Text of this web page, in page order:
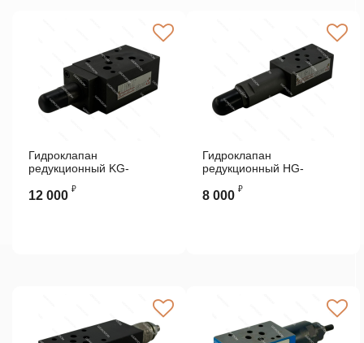
Гидроклапан
редукционный KG-
12 000 ₽
Гидроклапан
редукционный HG-
8 000 ₽